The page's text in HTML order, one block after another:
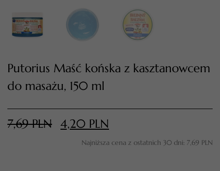
TWÓJ KOSZYK (
PRZEJDŹ DO KOSZYKA
Putorius Maść końska z kasztanowcem
do masażu, 150 ml
7,69PLN 4,20 PLN
Najniższa cena z ostatnich 30 dni: 7,69 PLN